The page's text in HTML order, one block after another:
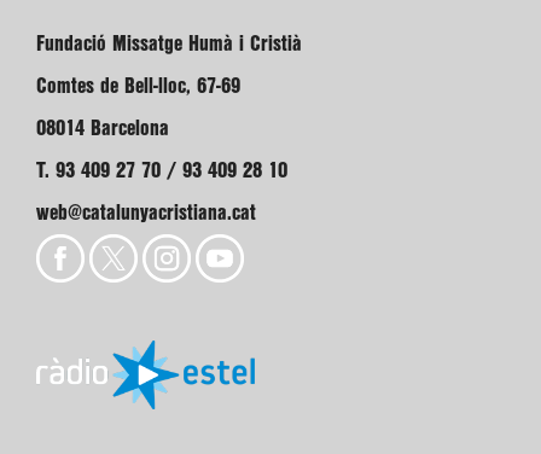
Fundació Missatge Humà i Cristià
Comtes de Bell-lloc, 67-69
08014 Barcelona
T. 93 409 27 70 / 93 409 28 10
web@catalunyacristiana.cat